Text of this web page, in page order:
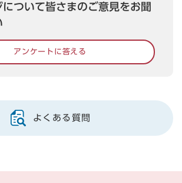
ついて皆さまのご意見をお聞
アンケートに答える
よくある質問